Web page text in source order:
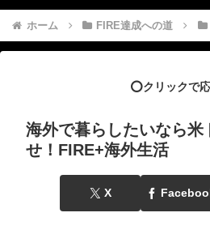
ホーム FIRE達成への道
⭕️クリックで
海外で暮らしたいなら米
せ！FIRE+海外生活
X